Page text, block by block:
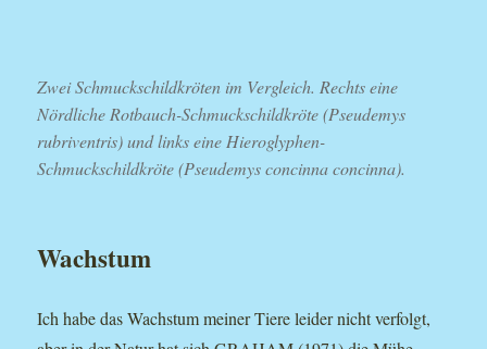
Zwei Schmuckschildkröten im Vergleich. Rechts eine
Nördliche Rotbauch-Schmuckschildkröte (Pseudemys
rubriventris) und links eine Hieroglyphen-
Schmuckschildkröte (Pseudemys concinna concinna).
Wachstum
Ich habe das Wachstum meiner Tiere leider nicht verfolgt,